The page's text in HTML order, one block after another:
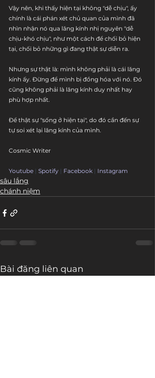
Vậy nên, khi thấy hiện tại không "dễ chịu", ấy
chính là cái phán xét chủ quan của mình đã
nhìn nhận nó qua lăng kính nhị nguyên "dễ
chịu-khó chịu", như một cách để chối bỏ hiện
tại, chối bỏ những gì đang thật sự diễn ra.
Nhưng sự thật là: mình không phải là cái lăng
kính ấy. Đừng để mình bị đồng hóa với nó. Đó
cũng không phải là lăng kính duy nhất hay
phù hợp nhất.
Để thật sự "sống ở hiện tại", do đó cần đến sự
tự soi xét lại lăng kính của mình.
Cosmic Writer
Youtube | Spotify | Facebook | Instagram
sâu lắng
chánh niệm
Bài đăng liên quan